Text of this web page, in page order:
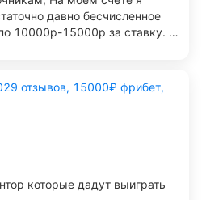
давно бесчисленное
10000р-15000р за ставку. В
минус полтора против
заморозили счет вот
игроку просто несколько раз
им оказалось
какую-то проверку, хотя
и совсем недавно
счетом в своем
исключением в личном
отзывов, 15000₽ фрибет,
которые дадут выиграть